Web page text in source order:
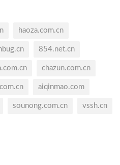
haoza.com.cn
854.net.cn
chazun.com.cn
aiqinmao.com
sounong.com.cn vssh.cn